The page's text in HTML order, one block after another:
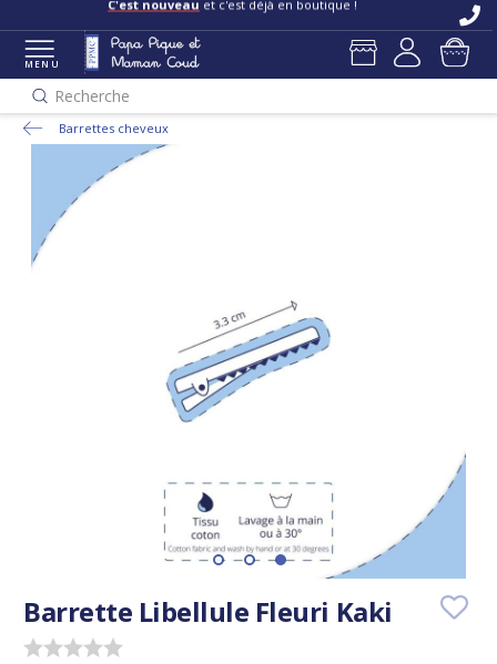
C'est nouveau et c'est déjà en boutique !
MENU
Recherche
Barrettes cheveux
Barrette Libellule Fleuri Kaki